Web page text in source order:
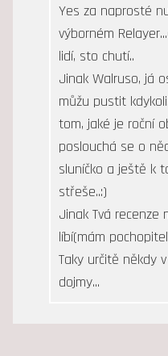
Yes za naprosté
výborném
lidí, sto chutí..
Jinak Walruso, já
můžu pustit
tom, jaké je roční
poslouchá se o
sluníčko a ještě k
střeše..:)
Jinak Tvá recenze
líbí(mám
Taky určitě někdy
dojmy...